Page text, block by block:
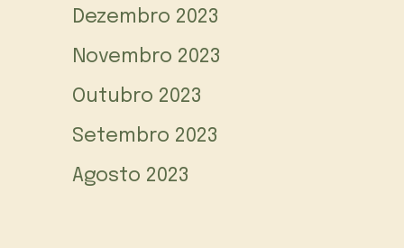
Dezembro 2023
Novembro 2023
Outubro 2023
Setembro 2023
Agosto 2023